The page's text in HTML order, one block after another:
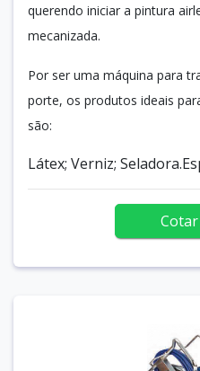
querendo iniciar a pintura
mecanizada.
Por ser uma máquina para
porte, os produtos ideais
são:
Látex; Verniz;